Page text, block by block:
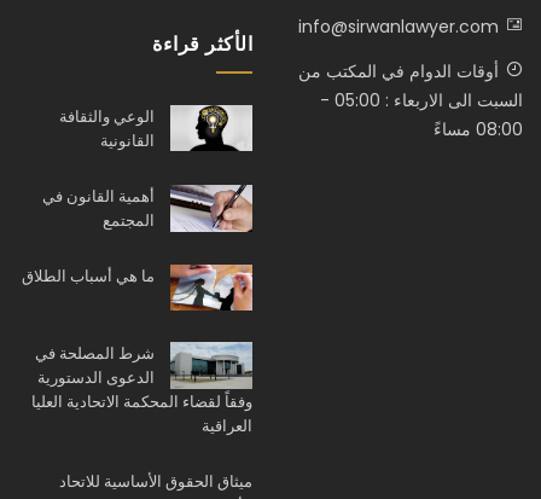
info@sirwanlawyer.com
أوقات الدوام في المكتب من
السبت الى الاربعاء : 05:00 -
08:00 مساءً
الأكثر قراءة
الوعي والثقافة
القانونية
أهمية القانون في
المجتمع
ما هي أسباب الطلاق
شرط المصلحة في
الدعوى الدستورية
وفقاً لقضاء المحكمة الاتحادية العليا
العراقية
ميثاق الحقوق الأساسية للاتحاد